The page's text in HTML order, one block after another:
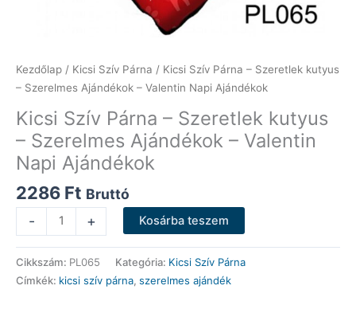
Kezdőlap / Kicsi Szív Párna / Kicsi Szív Párna – Szeretlek kutyus
– Szerelmes Ajándékok – Valentin Napi Ajándékok
Kicsi Szív Párna – Szeretlek kutyus
– Szerelmes Ajándékok – Valentin
Napi Ajándékok
2286 Ft Bruttó
-
Szív
Párna
-
Szeretlek
+ Kosárba teszem
Cikkszám: PL065 Kategória: Kicsi Szív Párna
Címkék: kicsi szív párna, szerelmes ajándék